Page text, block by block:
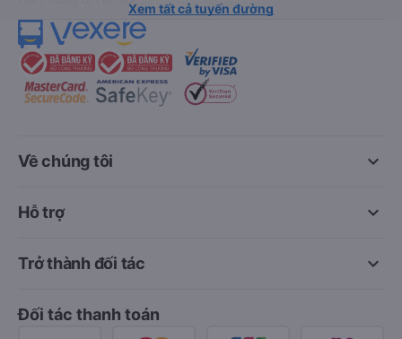
Xem tất cả tuyến đường
keyboard_arrow_down
Về chúng tôi
keyboard_arrow_down
Hỗ trợ
keyboard_arrow_down
Trở thành đối tác
Đối tác thanh toán